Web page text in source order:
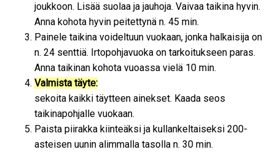
joukkoon. Lisää suolaa ja jauhoja. Vaivaa taikina hyvin.
Anna kohota hyvin peitettynä n. 45 min.
Painele taikina voideltuun vuokaan, jonka halkaisija on
n. 24 senttiä. Irtopohjavuoka on tarkoitukseen paras.
Anna taikinan kohota vuoassa vielä 10 min.
Valmista täyte:
sekoita kaikki täytteen ainekset. Kaada seos
taikinapohjalle vuokaan.
Paista piirakka kiinteäksi ja kullankeltaiseksi 200-
asteisen uunin alimmalla tasolla n. 30 min.